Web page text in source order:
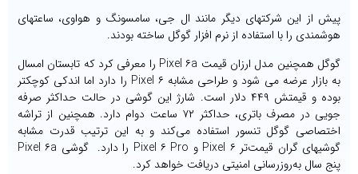
پیش از این شرکتهای دیگر مانند ال جی، سامسونگ و هواوی، ساعتهای
هوشمندی را با استفاده از نرم افزار گوگل ساخته بودند.
گوگل همچنین مدل ارزان قیمت Pixel ۶a را معرفی کرد که تابستان امسال
به بازار عرضه می شود و طراحی مشابه Pixel ۶ را دارد اما اندکی کوچکتر
بوده و قیمتش ۴۴۹ دلار است. شارژ این گوشی در حالت حداکثر صرفه
جویی در مصرف باتری، حداکثر ۷۲ ساعت دوام دارد. همچنین از تراشه
اختصاصی گوگل تنسور استفاده می‌کند و به این ترتیب قدرت مشابه
گوشیهای گران قیمت‌تر Pixel ۶ و Pixel ۶ Pro را دارد. گوشی Pixel ۶a
پنج سال به‌روزرسانی امنیتی دریافت خواهد کرد.